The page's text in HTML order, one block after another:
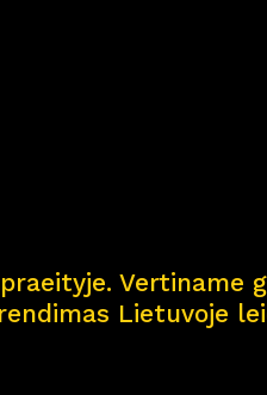
Vertiname
Lietuvoje